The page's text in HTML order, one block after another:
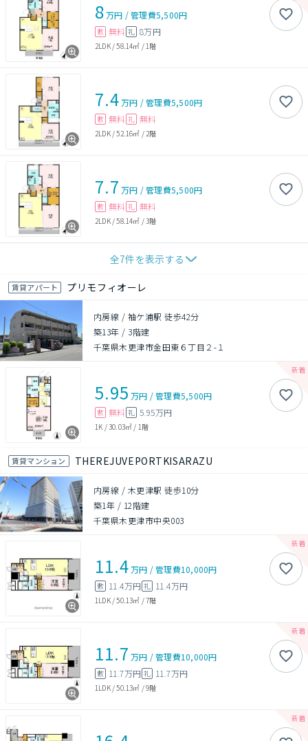
8万円 /管理費5,500円
敷 無料 礼 8万円
2LDK/58.14㎡ / 1階
7.4万円 /管理費5,500円
敷 無料 礼 無料
2LDK/52.16㎡ / 2階
7.7 万円 /管理費5,500円
敷 無料 礼 無料
2LDK/58.14㎡ /3階
全7件を表示する
賃貸アパート プリモフィオーレ
内房線 / 袖ケ浦駅 徒歩42分
築13年 / 3階建
千葉県木更津市金田東６丁目２-１
5.95 万円 /管理費5,500円
敷 無料 礼 5.95万円
1K /30.03㎡ / 1階
賃貸マンション THEREJUVEPORTKISARAZU
内房線 / 木更津駅 徒歩10分
築1年 / 12階建
千葉県木更津市中央003
11.4万円 /管理費10,000円
敷 11.4万円 礼 11.4万円
1LDK/50.13㎡ /7階
11.7 万円 /管理費10,000円
敷 11.7万円 礼 11.7万円
1LDK/50.13㎡ /9階